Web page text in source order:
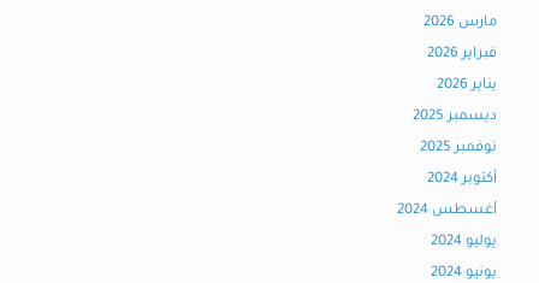
مارس 2026
فبراير 2026
يناير 2026
ديسمبر 2025
نوفمبر 2025
أكتوبر 2024
أغسطس 2024
يوليو 2024
يونيو 2024